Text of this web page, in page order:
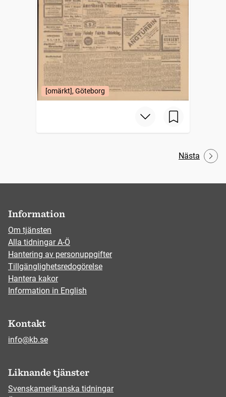
[omärkt], Göteborg
Nästa
Information
Om tjänsten
Alla tidningar A-Ö
Hantering av personuppgifter
Tillgänglighetsredogörelse
Hantera kakor
Information in English
Kontakt
info@kb.se
Liknande tjänster
Svenskamerikanska tidningar